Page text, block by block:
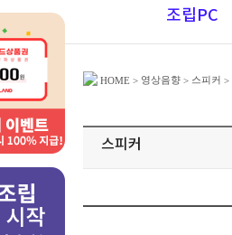
조립PC
HOME > 영상음향 > 스피커 >
스피커